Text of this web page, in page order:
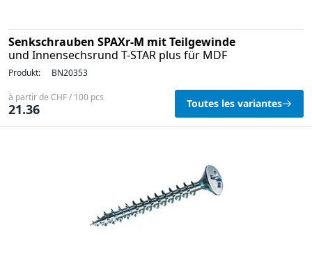
Senkschrauben SPAXr-M mit Teilgewinde
und Innensechsrund T-STAR plus für MDF
Produkt: BN20353
à partir de CHF / 100 pcs
21.36 Toutes les variantes